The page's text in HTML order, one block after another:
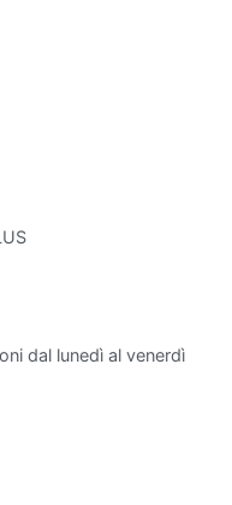
dal lunedì al venerdì